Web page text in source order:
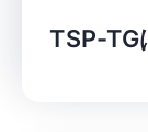
TSP-TG